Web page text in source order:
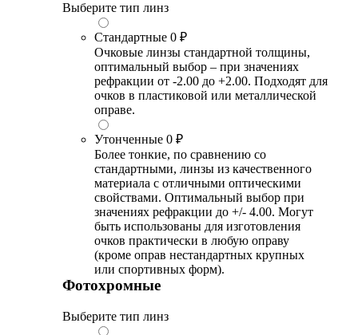
Выберите тип линз
Стандартные 0 ₽
Очковые линзы стандартной толщины,
оптимальный выбор – при значениях
рефракции от -2.00 до +2.00. Подходят для
очков в пластиковой или металлической
оправе.
Утонченные 0 ₽
Более тонкие, по сравнению со
стандартными, линзы из качественного
материала с отличными оптическими
свойствами. Оптимальный выбор при
значениях рефракции до +/- 4.00. Могут
быть использованы для изготовления
очков практически в любую оправу
(кроме оправ нестандартных крупных
или спортивных форм).
Фотохромные
Выберите тип линз